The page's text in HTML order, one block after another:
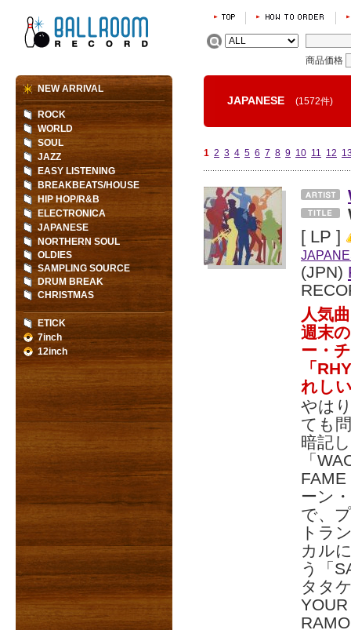
商品価格
JAPANESE (1572件)
1 2 3 4 5 6 7 8 9 10 11 12
[ LP ]
(JPN)
人気
週末
ー・
「
れし
やは
ても
暗記
「
ーン
で、
トラ
カル
う「
タタ
NEW ARRIVAL
ROCK
WORLD
SOUL
JAZZ
EASY LISTENING
BREAKBEATS/HOUSE
HIP HOP/R&B
ELECTRONICA
JAPANESE
NORTHERN SOUL
OLDIES
SAMPLING SOURCE
DRUM BREAK
CHRISTMAS
ETICK
7inch
12inch